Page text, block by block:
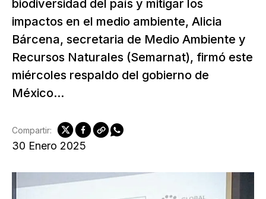
biodiversidad del país y mitigar los
impactos en el medio ambiente, Alicia
Bárcena, secretaria de Medio Ambiente y
Recursos Naturales (Semarnat), firmó este
miércoles respaldo del gobierno de
México...
30 Enero 2025
Compartir: